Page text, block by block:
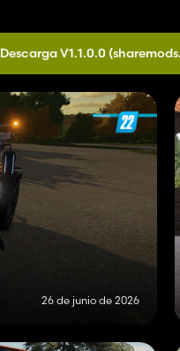
Descarga V1.1.0.0
26 de junio de 2026